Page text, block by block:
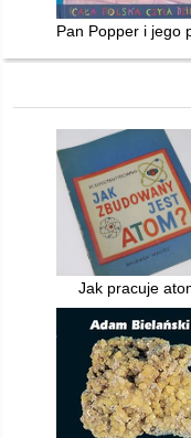
Pan Popper i jego
Jak pracuje